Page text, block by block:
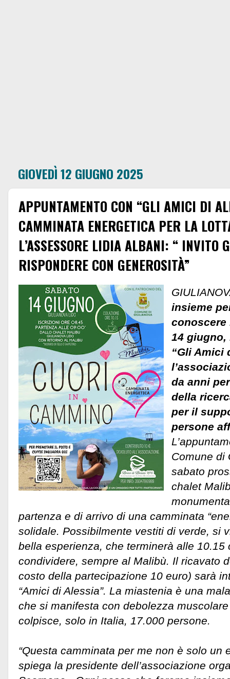
GIOVEDÌ 12 GIUGNO 2025
APPUNTAMENTO CON “GLI AMICI DI
CAMMINATA ENERGETICA PER LA
L’ASSESSORE LIDIA ALBANI: “ INVITO
RISPONDERE CON GENEROSITÀ”
insieme
conoscere
14 giugno,
“Gli Amici
da anni
della
per il
persone
Comune di
sabato
chalet
partenza e di arrivo di una camminata
solidale. Possibilmente vestiti di verde, si
bella esperienza, che terminerà alle 10.15
condividere, sempre al Malibù. Il ricavato
costo della partecipazione 10 euro) sarà
“Amici di Alessia”. La miastenia è una
che si manifesta con debolezza
colpisce, solo in Italia, 17.000 persone.
“Questa camminata per me non è solo un
spiega la presidente dell’associazione